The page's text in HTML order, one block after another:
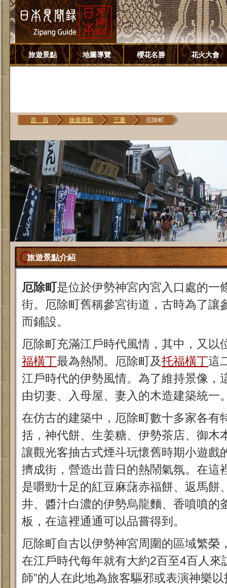
旅遊景點 地圖導覽 櫻花名勝 花火大會
首 頁 旅遊景點 三重 厄除町
旅遊景點介紹
厄除町是位於伊勢神宮內宮入口處的一
街。厄除町舊稱參宮街道，古時為了讓
而鋪設。
厄除町充滿江戶時代風情，其中，又以
福橫丁最為熱鬧。厄除町及托福橫丁這
江戶時代的伊勢風情。為了維持景像，
由切妻、入母屋、妻入的木造建築統一
在仿古的建築中，厄除町數十多家各有
括，神代餅、生姜糖、伊勢茶店、御木
讓觀光客抽古式煙斗玩懷舊時期小遊戲
擠成街，營造出昔日的熱鬧氣氛。在這
是嚼勁十足的紅豆麻藷赤福餅、返馬餅
井、醬汁白濃的伊勢烏龍麵、香噴噴的
板，在這裡通通可以品嘗得到。
厄除町自古以伊勢神宮周圍的區域繁榮
在江戶時代每年就有大約2百至4百人來
師”的人在此地為旅客驅邪或表演神樂